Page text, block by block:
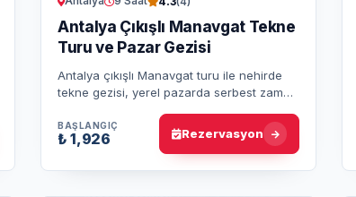
Antalya Çıkışlı Manavgat Tekne
Turu ve Pazar Gezisi
Antalya çıkışlı Manavgat turu ile nehirde
tekne gezisi, yerel pazarda serbest zaman
sunulur.
BAŞLANGIÇ
₺ 1,926 Rezervasyon